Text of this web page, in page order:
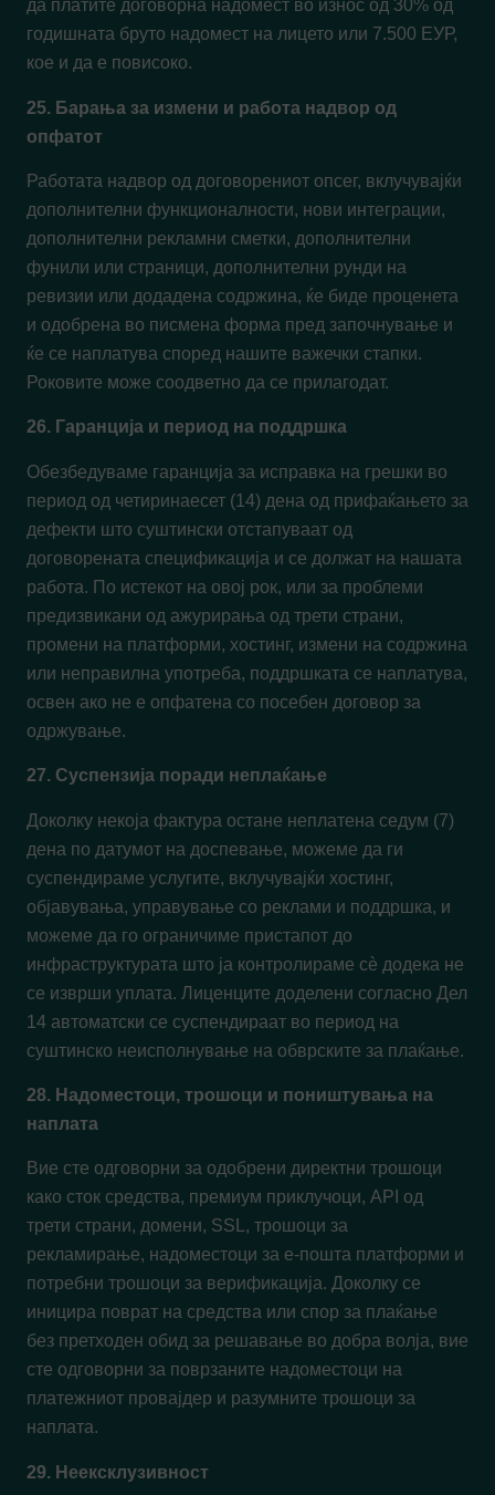
да платите договорна надомест во износ од 30% од
годишната бруто надомест на лицето или 7.500 ЕУР,
кое и да е повисоко.
25. Барања за измени и работа надвор од
опфатот
Работата надвор од договорениот опсег, вклучувајќи
дополнителни функционалности, нови интеграции,
дополнителни рекламни сметки, дополнителни
фунили или страници, дополнителни рунди на
ревизии или додадена содржина, ќе биде проценета
и одобрена во писмена форма пред започнување и
ќе се наплатува според нашите важечки стапки.
Роковите може соодветно да се прилагодат.
26. Гаранција и период на поддршка
Обезбедуваме гаранција за исправка на грешки во
период од четиринаесет (14) дена од прифаќањето за
дефекти што суштински отстапуваат од
договорената спецификација и се должат на нашата
работа. По истекот на овој рок, или за проблеми
предизвикани од ажурирања од трети страни,
промени на платформи, хостинг, измени на содржина
или неправилна употреба, поддршката се наплатува,
освен ако не е опфатена со посебен договор за
одржување.
27. Суспензија поради неплаќање
Доколку некоја фактура остане неплатена седум (7)
дена по датумот на доспевање, можеме да ги
суспендираме услугите, вклучувајќи хостинг,
објавувања, управување со реклами и поддршка, и
можеме да го ограничиме пристапот до
инфраструктурата што ја контролираме сè додека не
се изврши уплата. Лиценците доделени согласно Дел
14 автоматски се суспендираат во период на
суштинско неисполнување на обврските за плаќање.
28. Надоместоци, трошоци и поништувања на
наплата
Вие сте одговорни за одобрени директни трошоци
како сток средства, премиум приклучоци, API од
трети страни, домени, SSL, трошоци за
рекламирање, надоместоци за е-пошта платформи и
потребни трошоци за верификација. Доколку се
иницира поврат на средства или спор за плаќање
без претходен обид за решавање во добра волја, вие
сте одговорни за поврзаните надоместоци на
платежниот провајдер и разумните трошоци за
наплата.
29. Неексклузивност